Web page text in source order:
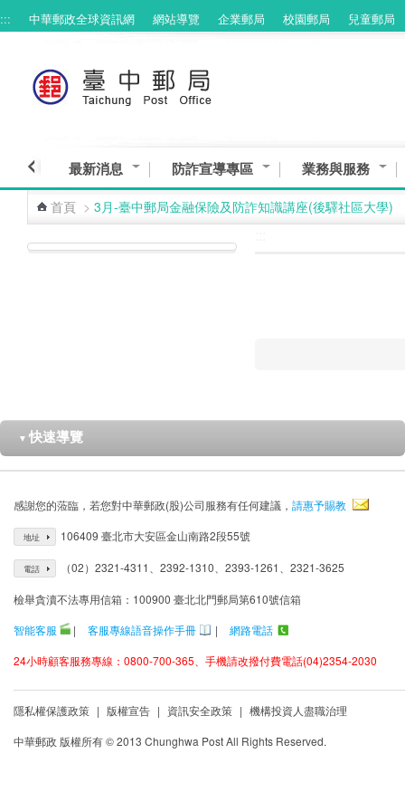
跳到主要內容區塊
::: 中華郵政全球資訊網 網站導覽 企業郵局 校園郵局 兒童郵局
最新消息 防詐宣導專區 業務與服務
首頁 > 3月-臺中郵局金融保險及防詐知識講座(後驛社區大學)
▼ 快速導覽
感謝您的蒞臨，若您對中華郵政(股)公司服務有任何建議， 請惠予賜教
地址 106409 臺北市大安區金山南路2段55號
電話 （02）2321-4311、2392-1310、2393-1261、2321-3625
檢舉貪瀆不法專用信箱：100900 臺北北門郵局第610號信箱
智能客服
| 客服專線語音操作手冊 |
網路電話
24小時顧客服務專線：0800-700-365、手機請改撥付費電話(04)2354-2030
隱私權保護政策 | 版權宣告 | 資訊安全政策 | 機構投資人盡職治理
中華郵政 版權所有 © 2013 Chunghwa Post All Rights Reserved.